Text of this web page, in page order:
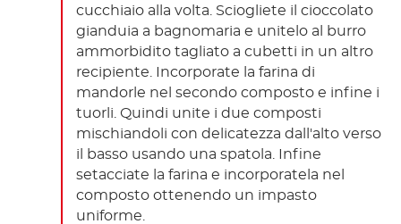
cucchiaio alla volta. Sciogliete il cioccolato
gianduia a bagnomaria e unitelo al burro
ammorbidito tagliato a cubetti in un altro
recipiente. Incorporate la farina di
mandorle nel secondo composto e infine i
tuorli. Quindi unite i due composti
mischiandoli con delicatezza dall'alto verso
il basso usando una spatola. Infine
setacciate la farina e incorporatela nel
composto ottenendo un impasto
uniforme.